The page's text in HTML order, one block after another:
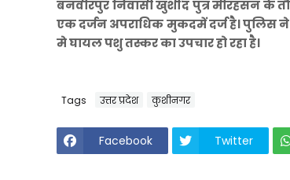
बनवीरपुर निवासी खुर्शीद पुत्र मीरहसन के
एक दर्जन अपराधिक मुकदमें दर्ज है। पुलिस
मे घायल पशु तस्कर का उपचार हो रहा है।
Tags उत्तर प्रदेश कुशीनगर
Facebook Twitter